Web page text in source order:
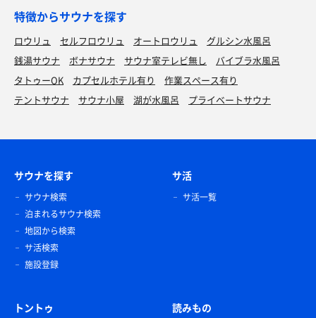
特徴からサウナを探す
ロウリュ セルフロウリュ オートロウリュ
グルシン水風呂
銭湯サウナ
ボナサウナ サウナ室テレビ無し
バイブラ水風呂
タトゥーOK
カプセルホテル有り
作業スペース有り
テントサウナ
サウナ小屋 湖が水風呂 プライベートサウナ
サウナを探す
サウナ検索
泊まれるサウナ検索
地図から検索
サ活検索
施設登録
サ活
サ活一覧
トントゥ 読みもの